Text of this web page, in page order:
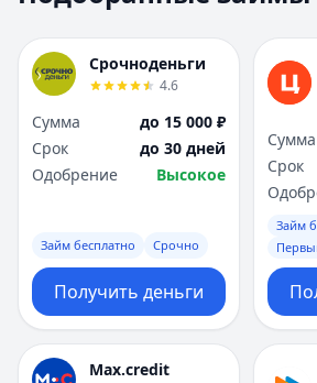
Срочноденьги
4.6
Сумма
до 15 000 ₽
Срок
до 30 дней
Одобрение
Высокое
Займ бесплатно Срочно
Получить деньги
Сумма
Срок
Займ
Max.credit